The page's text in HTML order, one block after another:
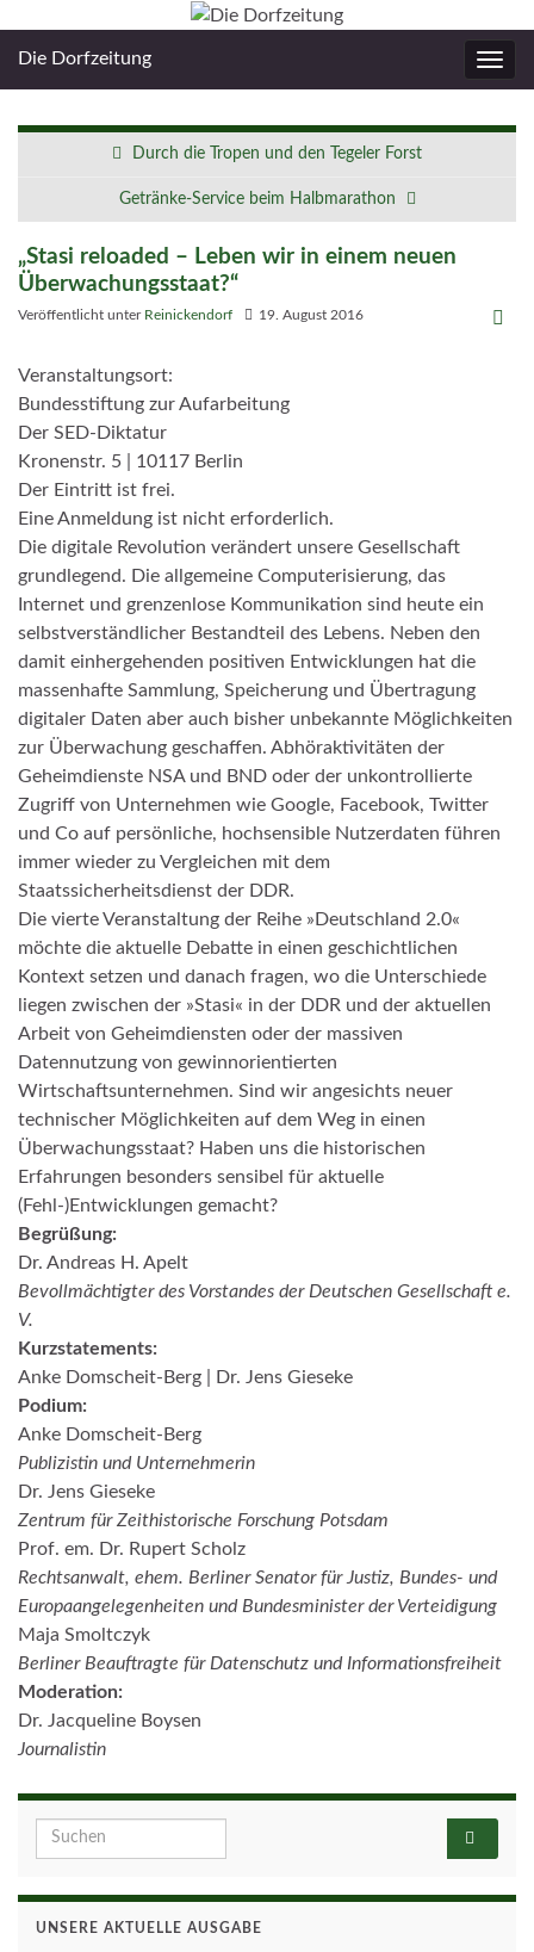
Die Dorfzeitung
Durch die Tropen und den Tegeler Forst
Getränke-Service beim Halbmarathon
„Stasi reloaded – Leben wir in einem neuen
Überwachungsstaat?“
Veröffentlicht unter Reinickendorf 19. August 2016
Veranstaltungsort:
Bundesstiftung zurAufarbeitung
Der SED-Diktatur
Kronenstr. 5 | 10117 Berlin
Der Eintritt ist frei.
EineAnmeldung ist nicht erforderlich.
Die digitale Revolution verändert unsere Gesellschaft
grundlegend. Die allgemeine Computerisierung, das
Internet und grenzenlose Kommunikation sind heute ein
selbstverständlicher Bestandteil des Lebens. Neben den
damit einhergehenden positiven Entwicklungen hat die
massenhafte Sammlung, Speicherung und Übertragung
digitaler Daten aber auch bisher unbekannte Möglichkeiten
zur Überwachung geschaffen. Abhöraktivitäten der
Geheimdienste NSA und BND oder der unkontrollierte
Zugriff von Unternehmen wie Google, Facebook, Twitter
und Co auf persönliche, hochsensible Nutzerdaten führen
immer wieder zu Vergleichen mit dem
Staatssicherheitsdienst der DDR.
Die vierte Veranstaltung der Reihe »Deutschland 2.0«
möchte die aktuelle Debatte in einen geschichtlichen
Kontext setzen und danach fragen, wo die Unterschiede
liegen zwischen der »Stasi« in der DDR und der aktuellen
Arbeit von Geheimdiensten oder der massiven
Datennutzung von gewinnorientierten
Wirtschaftsunternehmen. Sind wir angesichts neuer
technischer Möglichkeiten auf dem Weg in einen
Überwachungsstaat? Haben uns die historischen
Erfahrungen besonders sensibel für aktuelle
(Fehl-)Entwicklungen gemacht?
Begrüßung:
Dr. Andreas H. Apelt
Bevollmächtigter des Vorstandes der Deutschen Gesellschaft e.
V.
Kurzstatements:
Anke Domscheit-Berg | Dr. Jens Gieseke
Podium:
Anke Domscheit-Berg
Publizistin und Unternehmerin
Dr. Jens Gieseke
Zentrum für Zeithistorische Forschung Potsdam
Prof. em. Dr. Rupert Scholz
Rechtsanwalt, ehem. Berliner Senator für Justiz, Bundes- und
Europaangelegenheiten und Bundesminister der Verteidigung
Maja Smoltczyk
Berliner Beauftragte für Datenschutz und Informationsfreiheit
Moderation:
Dr. Jacqueline Boysen
Journalistin
Search for:
UNSERE AKTUELLE AUSGABE